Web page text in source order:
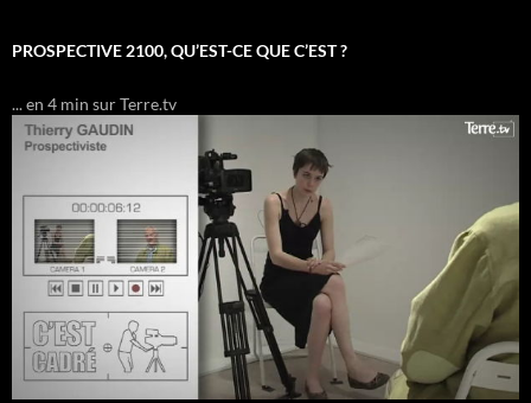
PROSPECTIVE 2100, QU’EST-CE QUE C’EST ?
... en 4 min sur Terre.tv